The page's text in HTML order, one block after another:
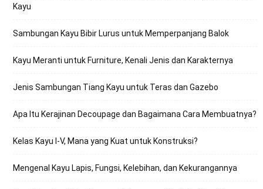
Kayu
Sambungan Kayu Bibir Lurus untuk Memperpanjang Balok
Kayu Meranti untuk Furniture, Kenali Jenis dan Karakternya
Jenis Sambungan Tiang Kayu untuk Teras dan Gazebo
Apa Itu Kerajinan Decoupage dan Bagaimana Cara Membuatnya?
Kelas Kayu I-V, Mana yang Kuat untuk Konstruksi?
Mengenal Kayu Lapis, Fungsi, Kelebihan, dan Kekurangannya